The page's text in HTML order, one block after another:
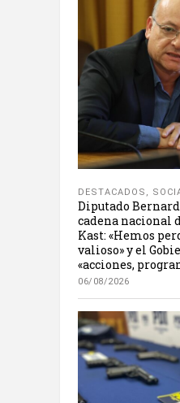
DESTACADOS ,
Diputado
cadena nacional
Kast: «Hemos
valioso» y el
«acciones,
06/08/2026